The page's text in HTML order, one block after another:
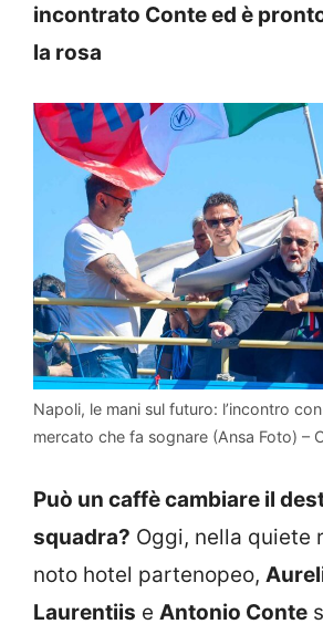
incontrato Conte ed è
la rosa
Napoli, le mani sul futuro: l’incontro
mercato che fa sognare (Ansa Foto) –
Può un caffè cambiare il
squadra? Oggi, nella quiete
noto hotel partenopeo,
Laurentiis e Antonio Conte